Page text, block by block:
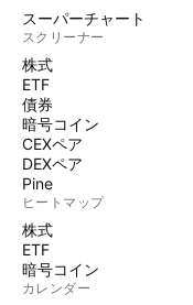
スーパーチャート
スクリーナー
株式
ETF
債券
暗号コイン
CEXペア
DEXペア
Pine
ヒートマップ
株式
ETF
暗号コイン
カレンダー